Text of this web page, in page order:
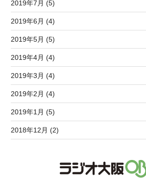
2019年7月 (5)
2019年6月 (4)
2019年5月 (5)
2019年4月 (4)
2019年3月 (4)
2019年2月 (4)
2019年1月 (5)
2018年12月 (2)